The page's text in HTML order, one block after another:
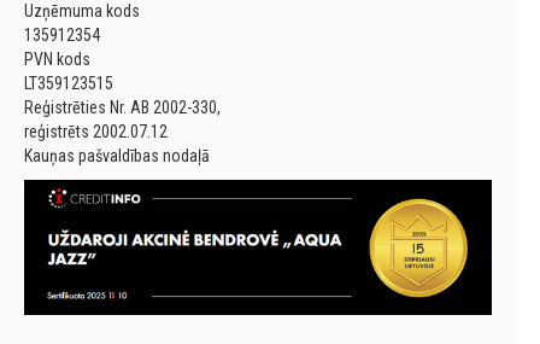
Uzņēmuma kods
135912354
PVN kods
LT359123515
Reģistrēties Nr. AB 2002-330,
reģistrēts 2002.07.12
Kauņas pašvaldības nodaļā